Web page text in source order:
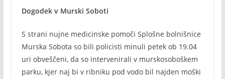
Dogodek v Murski Soboti
S strani nujne medicinske pomoči Splošne bolnišnice
Murska Sobota so bili policisti minuli petek ob 19.04
uri obveščeni, da so intervenirali v murskosoboškem
parku, kjer naj bi v ribniku pod vodo bil najden moški